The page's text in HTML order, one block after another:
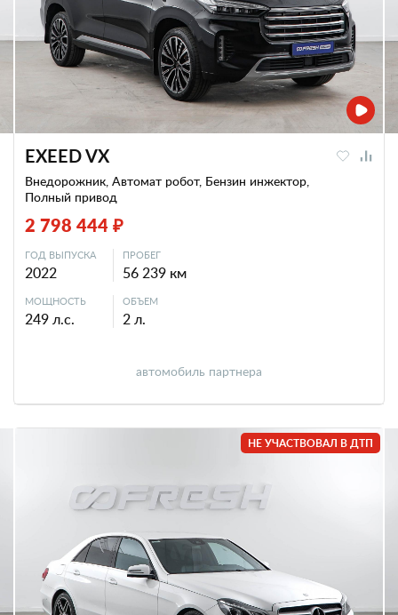
EXEED VX
Внедорожник, Автомат робот, Бензин инжектор,
Полный привод
2 798 444 ₽
ГОД ВЫПУСКА
2022
ПРОБЕГ
56 239 км
МОЩНОСТЬ
249 л.с.
ОБЪЕМ
2 л.
автомобиль партнера
НЕ УЧАСТВОВАЛ В ДТП